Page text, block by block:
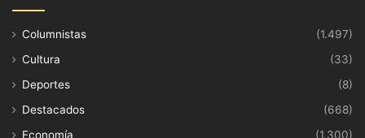
Columnistas
(1.497)
Cultura
(33)
Deportes
(8)
Destacados
(668)
Economía
(1.300)